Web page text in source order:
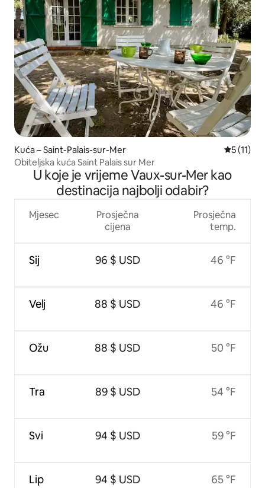
Kuća – Saint-Palais-sur-Mer
5 (11)
Obiteljska kuća Saint Palais sur Mer
U koje je vrijeme Vaux-sur-Mer kao
destinacija najbolji odabir?
Mjesec
Sij
Velj
Ožu
Tra
Svi
Lip
Prosječna
cijena
96 $ USD
88 $ USD
88 $ USD
89 $ USD
94 $ USD
94 $ USD
Prosječna
temp.
46 °F
46 °F
50 °F
54 °F
59 °F
65 °F